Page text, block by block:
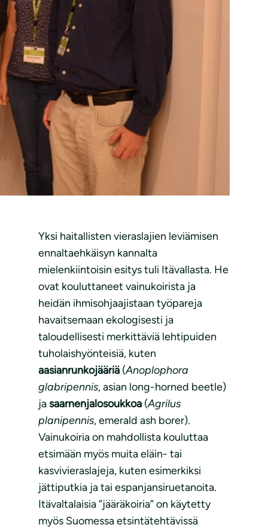
Yksi haitallisten vieraslajien leviämisen
ennaltaehkäisyn kannalta
mielenkiintoisin esitys tuli Itävallasta. He
ovat kouluttaneet vainukoirista ja
heidän ihmisohjaajistaan työpareja
havaitsemaan ekologisesti ja
taloudellisesti merkittäviä lehtipuiden
tuholaishyönteisiä, kuten
aasianrunkojääriä (Anoplophora
glabripennis, asian long-horned beetle)
jasaarnenjalosoukkoa (Agrilus
planipennis, emerald ash borer).
Vainukoiria on mahdollista kouluttaa
etsimään myös muita eläin- tai
kasvivieraslajeja, kuten esimerkiksi
jättiputkia ja tai espanjansiruetanoita.
Itävaltalaisia ”jääräkoiria” on käytetty
myös Suomessa etsintätehtävissä